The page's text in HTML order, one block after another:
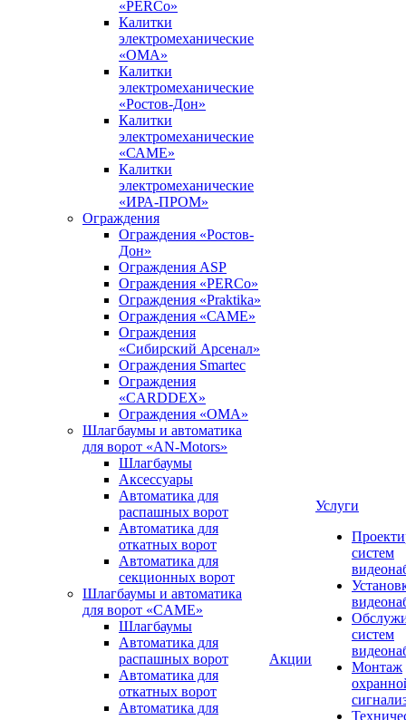
«PERCo»
Калитки
электромеханические
«ОМА»
Калитки
электромеханические
«Ростов-Дон»
Калитки
электромеханические
«САМЕ»
Калитки
электромеханические
«ИРА-ПРОМ»
Ограждения
Ограждения «Ростов-
Дон»
Ограждения ASP
Ограждения «PERCo»
Ограждения «Praktika»
Ограждения «САМЕ»
Ограждения
«Сибирский Арсенал»
Ограждения Smartec
Ограждения
«CARDDEX»
Ограждения «ОМА»
Шлагбаумы и автоматика
для ворот «AN-Motors»
Шлагбаумы
Аксессуары
Автоматика для
распашных ворот
Автоматика для
откатных ворот
Автоматика для
секционных ворот
Шлагбаумы и автоматика
для ворот «CAME»
Шлагбаумы
Автоматика для
распашных ворот
Автоматика для
откатных ворот
Автоматика для
Акции
Услуги
систем
систем
Монтаж